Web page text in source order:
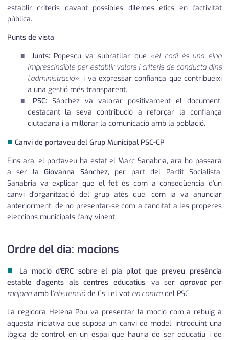
establir criteris davant possibles dilemes ètics en l'activitat
pública.
Punts de vista
Junts:Popescu va subratllar que «el codi és una eina
imprescindible per establir valors i criteris de conducta dins
l'administració», i va expressar confiança que contribueixi
a una gestió més transparent.
PSC: Sánchez va valorar positivament el document,
destacant la seva contribució a reforçar la confiança
ciutadana i a millorar la comunicació amb la població.
■ Canvi de portaveu del Grup Municipal PSC-CP
Fins ara, el portaveu ha estat el Marc Sanabria, ara ho passarà
a ser laGiovanna Sánchez, per part del Partit Socialista.
Sanabria va explicar que el fet és com a conseqüència d'un
canvi d'organització del grup atès que, com ja va anunciar
anteriorment, de no presentar-se com a canditat a les properes
eleccions municipals l'any vinent.
Ordre del dia: mocions
■
La moció d'ERC sobre el pla pilot que preveu presència
estable d'agents als centres educatius, va ser aprovatper
majoria amb l'abstenció de Cs i el vot en contra del PSC.
La regidora Helena Pou va presentar la moció com a rebuig a
aquesta iniciativa que suposa un canvi de model, introduint una
lògica de control en un espai que hauria de ser educatiu i de